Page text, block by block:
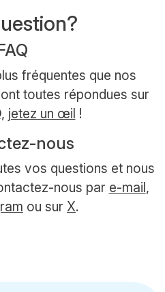
fréquentes que nos
toutes répondues sur
jetez un œil !
nous
vos questions et nous
nous par e-mail,
ou sur X.